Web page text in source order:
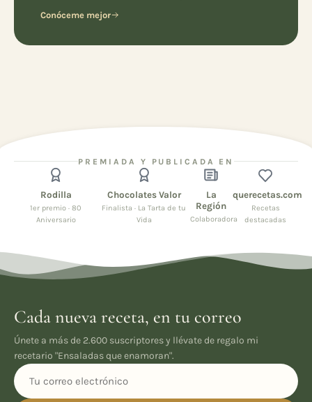
Conóceme mejor
PREMIADA Y PUBLICADA EN
Rodilla
1er premio · 80
Aniversario
Chocolates Valor
Finalista · La Tarta de tu
Vida
La
Región
Colaboradora
querecetas.com
Recetas
destacadas
Cada nueva receta, en tu correo
Únete a más de 2.600 suscriptores y llévate de regalo mi
recetario "Ensaladas que enamoran".